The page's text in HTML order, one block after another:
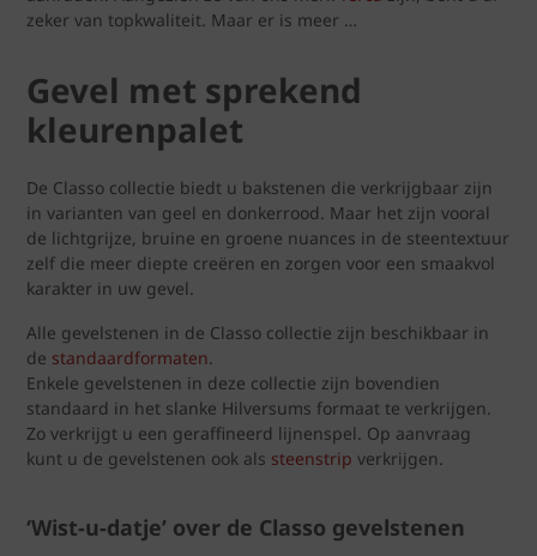
zeker van topkwaliteit. Maar er is meer …
Gevel met sprekend
kleurenpalet
De Classo collectie biedt u bakstenen die verkrijgbaar zijn
in varianten van geel en donkerrood. Maar het zijn vooral
de lichtgrijze, bruine en groene nuances in de steentextuur
zelf die meer diepte creëren en zorgen voor een smaakvol
karakter in uw gevel.
Alle gevelstenen in de Classo collectie zijn beschikbaar in
de standaardformaten.
Enkele gevelstenen in deze collectie zijn bovendien
standaard in het slanke Hilversums formaat te verkrijgen.
Zo verkrijgt u een geraffineerd lijnenspel. Op aanvraag
kunt u de gevelstenen ook als steenstrip verkrijgen.
‘Wist-u-datje’ over de Classo gevelstenen